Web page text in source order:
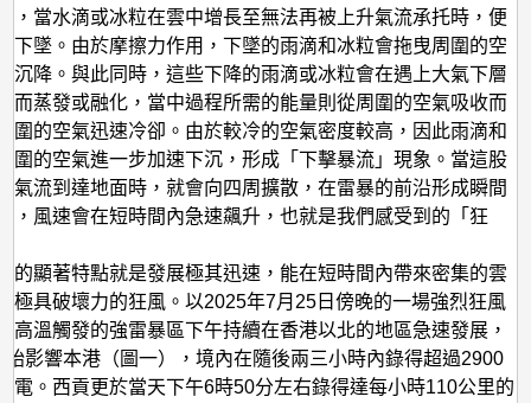
，當水滴或冰粒在雲中增長至無法再被上升氣流承托時，便
下墜。由於摩擦力作用，下墜的雨滴和冰粒會拖曳周圍的空
沉降。與此同時，這些下降的雨滴或冰粒會在遇上大氣下層
而蒸發或融化，當中過程所需的能量則從周圍的空氣吸收而
圍的空氣迅速冷卻。由於較冷的空氣密度較高，因此雨滴和
圍的空氣進一步加速下沉，形成「下擊暴流」現象。當這股
氣流到達地面時，就會向四周擴散，在雷暴的前沿形成瞬間
，風速會在短時間內急速飆升，也就是我們感受到的「狂
的顯著特點就是發展極其迅速，能在短時間內帶來密集的雲
極具破壞力的狂風。以2025年7月25日傍晚的一場強烈狂風
高溫觸發的強雷暴區下午持續在香港以北的地區急速發展，
始影響本港（圖一），境內在隨後兩三小時內錄得超過2900
電。西貢更於當天下午6時50分左右錄得達每小時110公里的